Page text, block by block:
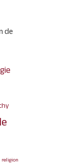
de
religion